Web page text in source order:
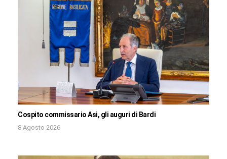
Cospito commissario Asi, gli auguri di Bardi
8 Agosto 2026